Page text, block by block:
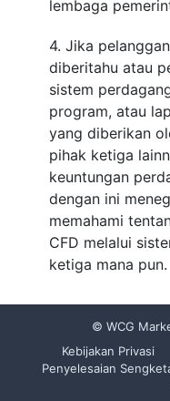
lembaga
4. Jika
diberitahu atau
sistem
program, atau
yang diberikan
pihak ketiga
keuntungan
dengan ini
memahami
CFD melalui
ketiga mana pun.
© WCG
Kebijakan Privasi
Penyelesaian